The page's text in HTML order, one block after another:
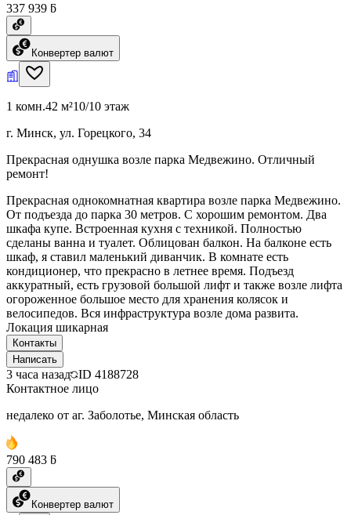
337 939 ƃ
Конвертер валют
1 комн.42 м²10/10 этаж
г. Минск, ул. Горецкого, 34
Прекрасная однушка возле парка Медвежино. Отличный
ремонт!
Прекрасная однокомнатная квартира возле парка Медвежино.
От подъезда до парка 30 метров. С хорошим ремонтом. Два
шкафа купе. Встроенная кухня с техникой. Полностью
сделаны ванна и туалет. Облицован балкон. На балконе есть
шкаф, я ставил маленький диванчик. В комнате есть
кондиционер, что прекрасно в летнее время. Подъезд
аккуратный, есть грузовой большой лифт и также возле лифта
огороженное большое место для хранения колясок и
велосипедов. Вся инфраструктура возле дома развита.
Локация шикарная
Контакты
Написать
3 часа назад ID 4188728
Контактное лицо
недалеко от аг. Заболотье, Минская область
790 483 ƃ
Конвертер валют